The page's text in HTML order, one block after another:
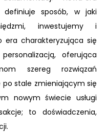
sposób, w jaki
inwestujemy i
era charakteryzująca się
oferująca
szereg rozwiązań
stale zmieniającym się
nowym świecie usługi
to doświadczenia,